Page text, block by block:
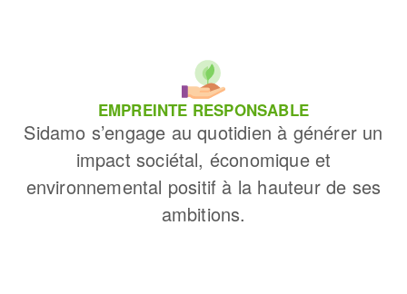
EMPREINTE RESPONSABLE
Sidamo s’engage au quotidien à générer un
impact sociétal, économique et
environnemental positif à la hauteur de ses
ambitions.